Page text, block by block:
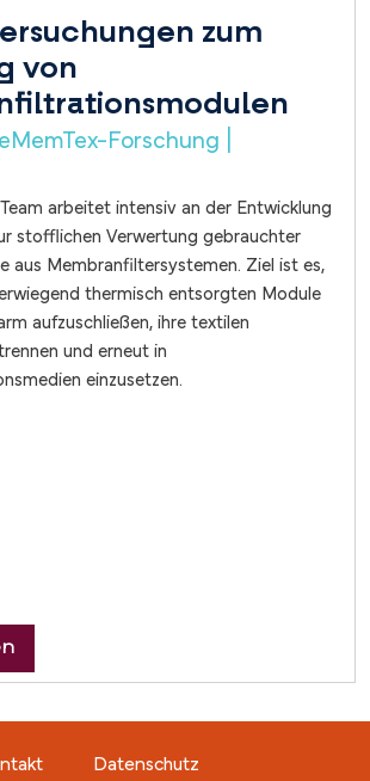
zum
von
Forschung |
arbeitet intensiv an der Entwicklung
stofflichen Verwertung gebrauchter
aus Membranfiltersystemen. Ziel ist es,
thermisch entsorgten Module
aufzuschließen, ihre textilen
und erneut in
einzusetzen.
über Erste Untersuchungen zum
Fußzeile right
Datenschutz